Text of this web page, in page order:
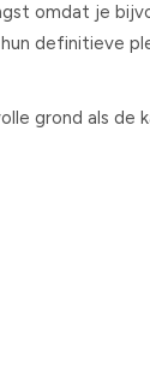
omdat je
definitieve
grond als de